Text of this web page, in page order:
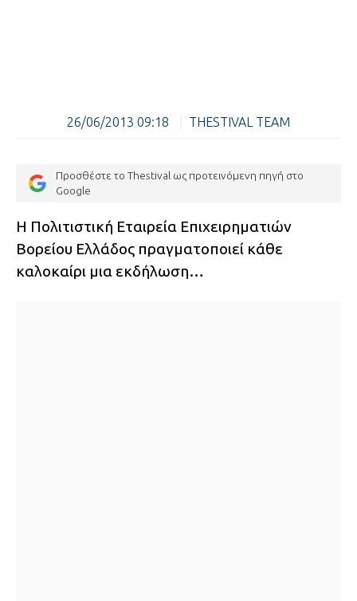
26/06/2013 09:18 THESTIVAL TEAM
Προσθέστε το Thestival ως προτεινόμενη πηγή στο
Google
H Πολιτιστική Εταιρεία Επιχειρηματιών
Βορείου Ελλάδος πραγματοποιεί κάθε
καλοκαίρι μια εκδήλωση…